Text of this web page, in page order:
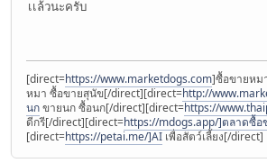
เเล้วนะครับ
[direct=https://www.marketdogs.com]ซื้อขายหม
หมา ซื้อขายสุนัข[/direct][direct=http://
นกขายนก ซื้อนก[/direct][direct=https://
ดีกรี[/direct][direct=https://mdogs.app/]ตลาดซื้อ
[direct=https://petai.me/]AI เพื่อสัตว์เลี้ยง[/direct]